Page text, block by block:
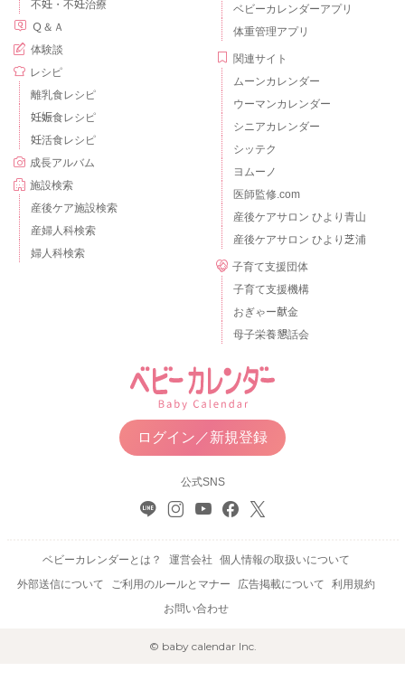
不妊・不妊治療
Ｑ＆Ａ
体験談
レシピ
離乳食レシピ
妊娠食レシピ
妊活食レシピ
成長アルバム
施設検索
産後ケア施設検索
産婦人科検索
婦人科検索
ベビーカレンダーアプリ
体重管理アプリ
関連サイト
ムーンカレンダー
ウーマンカレンダー
シニアカレンダー
シッテク
ヨムーノ
医師監修.com
産後ケアサロン ひより青山
産後ケアサロン ひより芝浦
子育て支援団体
子育て支援機構
おぎゃー献金
母子栄養懇話会
ログイン／新規登録
公式SNS
ベビーカレンダーとは？ 運営会社
個人情報の取扱いについて
外部送信について
ご利用のルールとマナー 広告掲載について
利用規約
お問い合わせ
© baby calendar Inc.